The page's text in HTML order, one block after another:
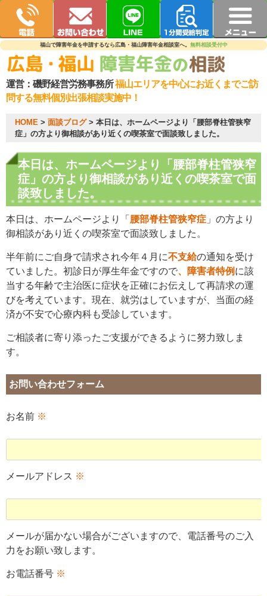
福山で障害年金を申請するなら広島・福山障害年金相談室へ。 無料相談受付中
運営： 磯野経営労務事務所福山エリアを中心にお近くまでご訪
問する無料個別出張相談実施中！
HOME > 面談ブログ> 本日は、ホームページより「腰部脊柱管狭窄
症」の方より御相談があり近くの喫茶室で面談致しました。
本日は、ホームページより「腰部脊柱管狭窄
症」の方より御相談があり近くの喫茶室で面
談致しました。
本日は、ホームページより「 腰部脊柱管狭窄症 」の方より
御相談があり近くの喫茶室で面談致しました。
半年前にご自身で請求され今年４月に不支給の通知を受け
ていました。初診日が厚生年金ですので、障害者特例 に該
当する年齢で主治医に症状を正確にお伝えして再請求の運
びを考えています。現在、就労はしていますが、当面の経
済が不安で心療内科も受診しています。
ご相談者に寄り添ったご支援ができるように努力致しま
す。
お問い合わせフォーム
お名前 ※
メールアドレス ※
メールが届かない場合がございますので、電話番号のご入
力をお願い致します。
お電話番号 ※